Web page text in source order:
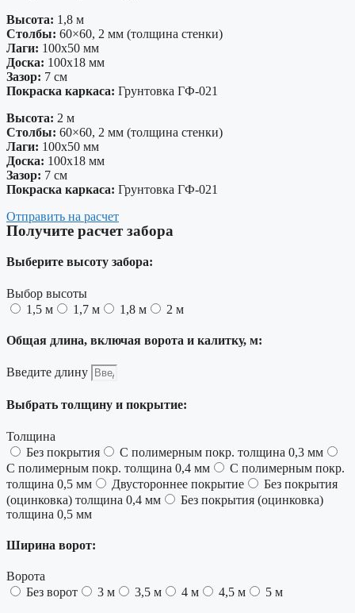
Высота: 1,8 м
Столбы: 60×60, 2 мм (толщина стенки)
Лаги: 100х50 мм
Доска: 100х18 мм
Зазор: 7 см
Покраска каркаса: Грунтовка ГФ-021
Высота: 2 м
Столбы: 60×60, 2 мм (толщина стенки)
Лаги: 100х50 мм
Доска: 100х18 мм
Зазор: 7 см
Покраска каркаса: Грунтовка ГФ-021
Отправить на расчет
Получите расчет забора
Выберите высоту забора:
Выбор высоты
1,5 м
1,7 м 1,8 м 2 м
Общая длина, включая ворота и калитку, м:
Введите длину
Выбрать толщину и покрытие:
Толщина
Без покрытия
С полимерным покр. толщина 0,3 мм
С полимерным покр. толщина 0,4 мм
С полимерным покр.
толщина 0,5 мм
Двустороннее покрытие
Без покрытия
(оцинковка) толщина 0,4 мм
Без покрытия (оцинковка)
толщина 0,5 мм
Ширина ворот:
Ворота
Без ворот
3 м 3,5 м 4 м 4,5 м 5 м